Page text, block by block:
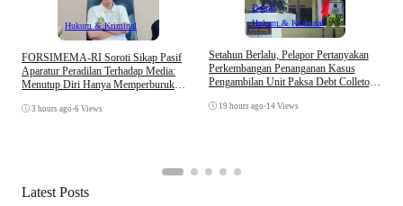
Hukum & Kriminal
​FORSIMEMA-RI Soroti Sikap Pasif
Aparatur Peradilan Terhadap Media:
Menutup Diri Hanya Memperburuk
3 hours ago •6 Views
Daerah
Hukum & Kriminal
Setahun Berlalu, Pelapor Pertanyakan
Perkembangan Penanganan Kasus
Pengambilan Unit Paksa Debt Colletor
19 hours ago •14 Views
Latest Posts